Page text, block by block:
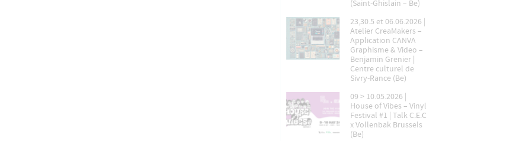
(Saint-Ghislain – Be)
23,30.5 et 06.06.2026 |
Atelier CreaMakers –
Application CANVA
Graphisme & Video –
Benjamin Grenier |
Centre culturel de
Sivry-Rance (Be)
09 > 10.05.2026 |
House of Vibes – Vinyl
Festival #1 | Talk C.E.C
x Vollenbak Brussels
(Be)